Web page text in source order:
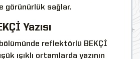
görünürlük sağlar.
Yazısı
reflektörlü BEKÇİ
ışıklı ortamlarda yazının